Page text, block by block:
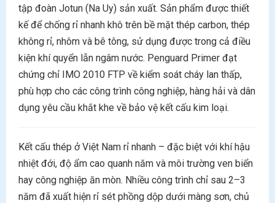
tập đoàn Jotun (Na Uy) sản xuất. Sản phẩm được thiết
kế để chống rỉ nhanh khô trên bề mặt thép carbon, thép
không rỉ, nhôm và bê tông, sử dụng được trong cả điều
kiện khí quyển lẫn ngâm nước. Penguard Primer đạt
chứng chỉ IMO 2010 FTP về kiểm soát cháy lan thấp,
phù hợp cho các công trình công nghiệp, hàng hải và dân
dụng yêu cầu khắt khe về bảo vệ kết cấu kim loại.
Kết cấu thép ở Việt Nam rỉ nhanh – đặc biệt với khí hậu
nhiệt đới, độ ẩm cao quanh năm và môi trường ven biển
hay công nghiệp ăn mòn. Nhiều công trình chỉ sau 2–3
năm đã xuất hiện rỉ sét phồng dộp dưới màng sơn, chủ